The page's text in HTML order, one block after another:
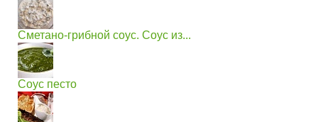
Сметано-грибной соус. Соус из...
Соус песто